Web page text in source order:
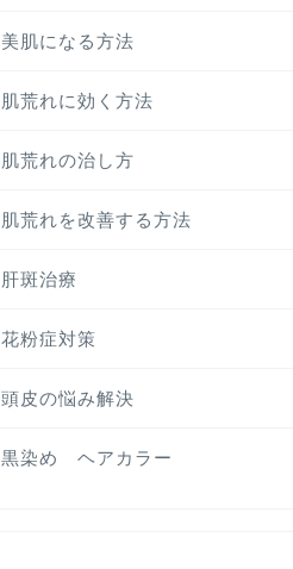
美肌になる方法
肌荒れに効く方法
肌荒れの治し方
肌荒れを改善する方法
肝斑治療
花粉症対策
頭皮の悩み解決
黒染め ヘアカラー